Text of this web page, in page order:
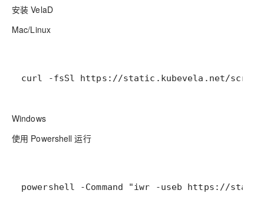
安装 VelaD
Mac/Linux
curl -fsSl https://static.kubevela.net/
Windows
使用 Powershell 运行
powershell -Command "iwr -useb https://